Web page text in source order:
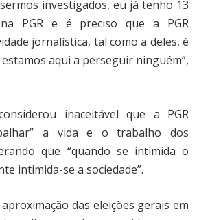
investigados, eu já tenho 13
na PGR e é preciso que a PGR
jornalística, tal como a deles, é
aqui a perseguir ninguém”,
inaceitável que a PGR
a vida e o trabalho dos
que “quando se intimida o
intimida-se a sociedade”.
das eleições gerais em